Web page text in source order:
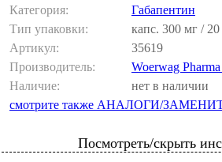
Категория:
Габапентин
Тип упаковки:
капс. 300 мг /
Артикул:
35619
Производитель:
Woerwag
Наличие:
нет в наличии
смотрите также АНАЛОГИ/
Посмотреть/скрыть